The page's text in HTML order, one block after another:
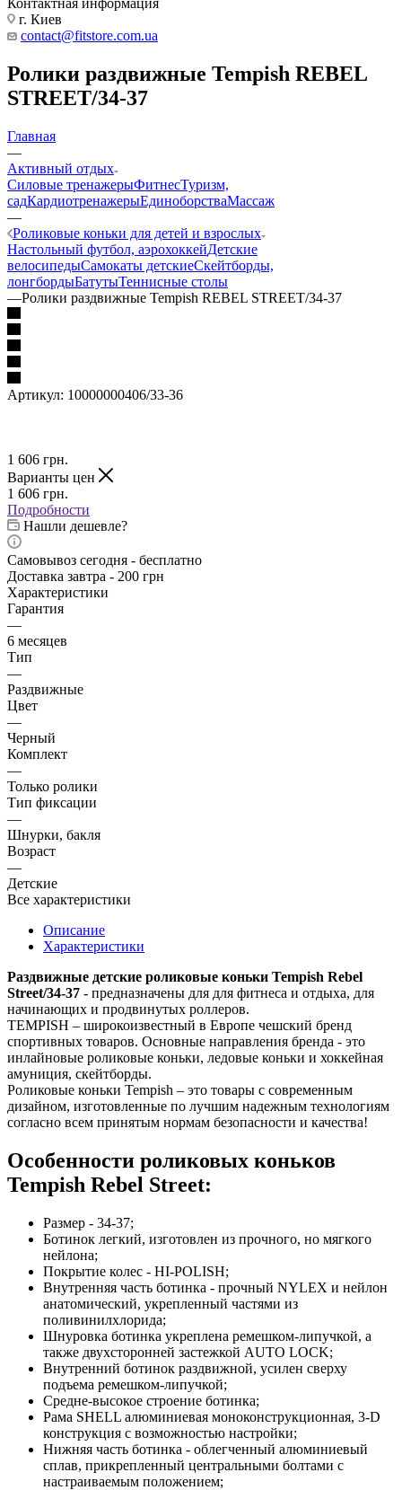
Контактная информация
г. Киев
contact@fitstore.com.ua
Ролики раздвижные Tempish REBEL
STREET/34-37
Главная
—
Активный отдых
Силовые тренажерыФитнесТуризм,
садКардиотренажерыЕдиноборстваМассаж
—
Роликовые коньки для детей и взрослых
Настольный футбол, аэрохоккейДетские
велосипедыСамокаты детскиеСкейтборды,
лонгбордыБатутыТеннисные столы
—Ролики раздвижные Tempish REBEL STREET/34-37
Артикул: 10000000406/33-36
1 606 грн.
Варианты цен
1 606 грн.
Подробности
Нашли дешевле?
Самовывоз сегодня - бесплатно
Доставка завтра - 200 грн
Характеристики
Гарантия
—
6 месяцев
Тип
—
Раздвижные
Цвет
—
Черный
Комплект
—
Только ролики
Тип фиксации
—
Шнурки, бакля
Возраст
—
Детские
Все характеристики
Описание
Характеристики
Раздвижные детские роликовые коньки Tempish Rebel
Street/34-37 - предназначены для для фитнеса и отдыха, для
начинающих и продвинутых роллеров.
TEMPISH – широкоизвестный в Европе чешский бренд
спортивных товаров. Основные направления бренда - это
инлайновые роликовые коньки, ледовые коньки и хоккейная
амуниция, скейтборды.
Роликовые коньки Tempish – это товары с современным
дизайном, изготовленные по лучшим надежным технологиям
согласно всем принятым нормам безопасности и качества!
Особенности роликовых коньков
Tempish Rebel Street:
Размер - 34-37;
Ботинок легкий, изготовлен из прочного, но мягкого
нейлона;
Покрытие колес - HI-POLISH;
Внутренняя часть ботинка - прочный NYLEX и нейлон
анатомический, укрепленный частями из
поливинилхлорида;
Шнуровка ботинка укреплена ремешком-липучкой, а
также двухсторонней застежкой AUTO LOCK;
Внутренний ботинок раздвижной, усилен сверху
подъема ремешком-липучкой;
Средне-высокое строение ботинка;
Рама SHELL алюминиевая моноконструкционная, 3-D
конструкция с возможностью настройки;
Нижняя часть ботинка - облегченный алюминиевый
сплав, прикрепленный центральными болтами с
настраиваемым положением;